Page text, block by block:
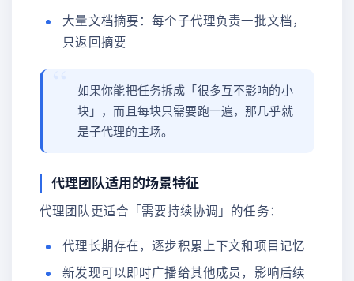
大量文档摘要：每个子代理负责一批文档，
只返回摘要
如果你能把任务拆成「很多互不影响的小
块」，而且每块只需要跑一遍，那几乎就
是子代理的主场。
代理团队适用的场景特征
代理团队更适合「需要持续协调」的任务：
代理长期存在，逐步积累上下文和项目记忆
新发现可以即时广播给其他成员，影响后续